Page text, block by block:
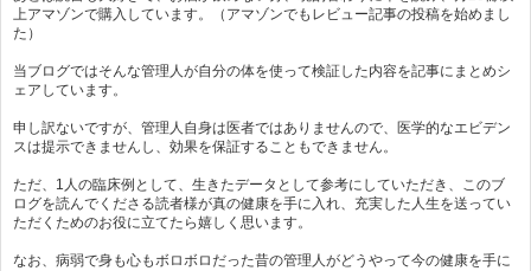
上アマゾンで購入しています。（アマゾンでもレビュー記事の投稿を始めまし
た）
当ブログではそんな管理人が自分の体を使って検証した内容を記事にまとめシ
ェアしています。
申し訳ないですが、管理人自身は医者ではありませんので、医学的なエビデン
スは提示できませんし、効果を保証することもできません。
ただ、1人の臨床例として、生きたデータとして参考にしていただき、このブ
ログを読んでくださる読者様が真の健康を手に入れ、充実した人生を送ってい
ただくためのお役に立てたら嬉しく思います。
なお、病弱で身も心もボロボロだった昔の管理人がどうやって今の健康を手に